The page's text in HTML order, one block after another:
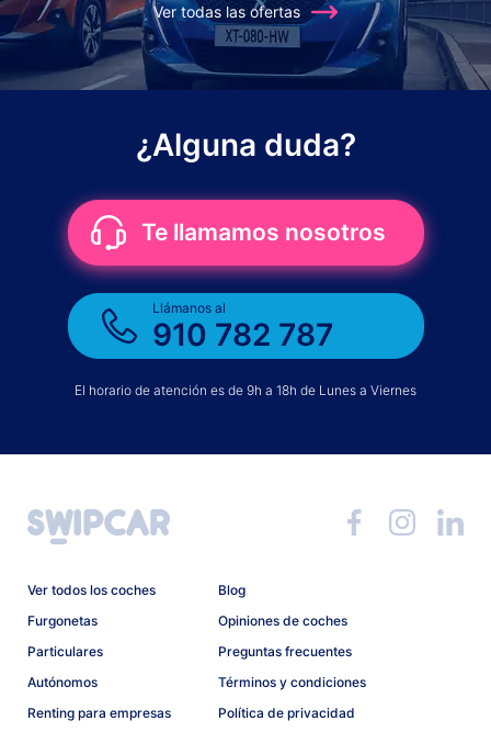
Ver todas las ofertas
¿Alguna duda?
Te llamamos nosotros
Llámanos al
910 782 787
El horario de atención es de 9h a 18h de Lunes a Viernes
Ver todos los coches
Furgonetas
Particulares
Autónomos
Renting para empresas
Blog
Opiniones de coches
Preguntas frecuentes
Términos y condiciones
Política de privacidad